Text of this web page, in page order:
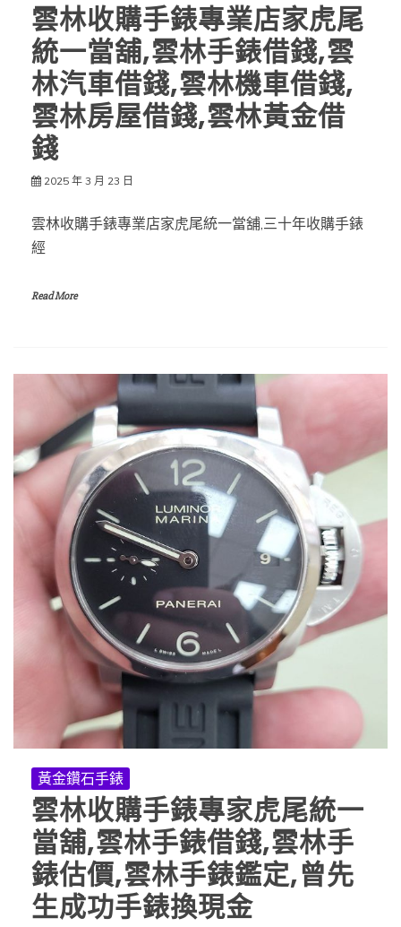
雲林收購手錶專業店家虎尾
統一當舖,雲林手錶借錢,雲
林汽車借錢,雲林機車借錢,
雲林房屋借錢,雲林黃金借
錢
2025 年 3 月 23 日
雲林收購手錶專業店家虎尾統一當舖,三十年收購手錶
經
Read More
黃金鑽石手錶
雲林收購手錶專家虎尾統一
當舖,雲林手錶借錢,雲林手
錶估價,雲林手錶鑑定,曾先
生成功手錶換現金